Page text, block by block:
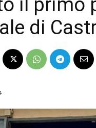
il primo
di